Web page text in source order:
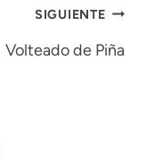
SIGUIENTE
Volteado de Piña